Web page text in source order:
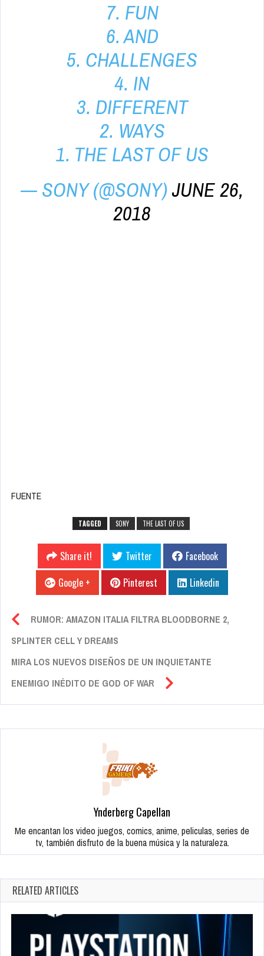
7. FUN
6. AND
5. CHALLENGES
4. IN
3. DIFFERENT
2. WAYS
1. THE LAST OF US
— SONY (@SONY)JUNE 26,
2018
FUENTE
TAGGED SONY THE LAST OF US
Share it! Twitter
Facebook
Google +
Pinterest Linkedin
RUMOR: AMAZON ITALIA FILTRA BLOODBORNE 2,
SPLINTER CELL Y DREAMS
MIRA LOS NUEVOS DISEÑOS DE UN INQUIETANTE
ENEMIGO INÉDITO DE GOD OF WAR
Ynderberg Capellan
Me encantan los video juegos, comics, anime, peliculas, series de
tv, también disfruto de la buena música y la naturaleza.
RELATED ARTICLES